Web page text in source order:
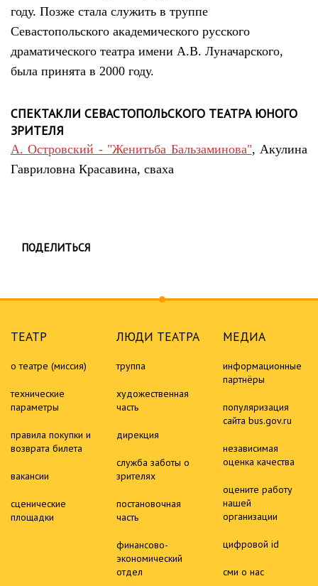
году. Позже стала служить в труппе
Севастопольского академического русского
драматического театра имени А.В. Луначарского,
была принята в 2000 году.
СПЕКТАКЛИ СЕВАСТОПОЛЬСКОГО ТЕАТРА ЮНОГО
ЗРИТЕЛЯ
А. Островский - "Женитьба Бальзаминова", Акулина
Гавриловна Красавина, сваха
ПОДЕЛИТЬСЯ
ТЕАТР
о театре (миссия)
технические
параметры
правила покупки и
возврата билета
вакансии
сценические
площадки
ЛЮДИ ТЕАТРА
труппа
художественная
часть
дирекция
служба заботы о
зрителях
постановочная
часть
финансово-
экономический
отдел
МЕДИА
информационные
партнёры
популяризация
сайта bus.gov.ru
независимая
оценка качества
оцените работу
нашей
организации
цифровой id
сми о нас